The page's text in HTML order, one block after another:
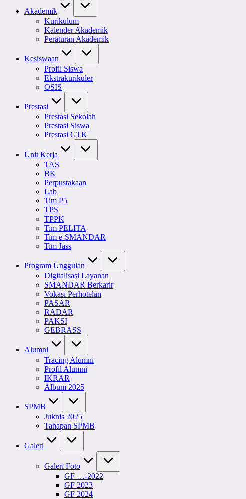
Akademik
Kurikulum
Kalender Akademik
Peraturan Akademik
Kesiswaan
Profil Siswa
Ekstrakurikuler
OSIS
Prestasi
Prestasi Sekolah
Prestasi Siswa
Prestasi GTK
Unit Kerja
TAS
BK
Perpustakaan
Lab
Tim P5
TPS
TPPK
Tim PELITA
Tim e-SMANDAR
Tim Jass
Program Unggulan
Digitalisasi Layanan
SMANDAR Berkarir
Vokasi Perhotelan
PASAR
RADAR
PAKSI
GEBRASS
Alumni
Tracing Alumni
Profil Alumni
IKRAR
Album 2025
SPMB
Juknis 2025
Tahapan SPMB
Galeri
Galeri Foto
GF …-2022
GF 2023
GF 2024